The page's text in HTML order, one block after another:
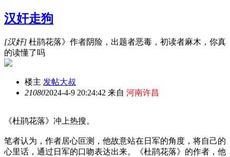
汉奸走狗
[汉奸] 杜鹃花落》作者阴险，出题者恶毒，初读者麻木，你真
的读懂了吗
楼主 发帖大叔
210802024-4-9 20:24:42 来自 河南许昌
《杜鹃花落》冲上热搜。
笔者认为，作者居心叵测，他故意站在日军的角度，将自己的
心里话，通过日军的口吻表达出来。《杜鹃花落》的作者，他